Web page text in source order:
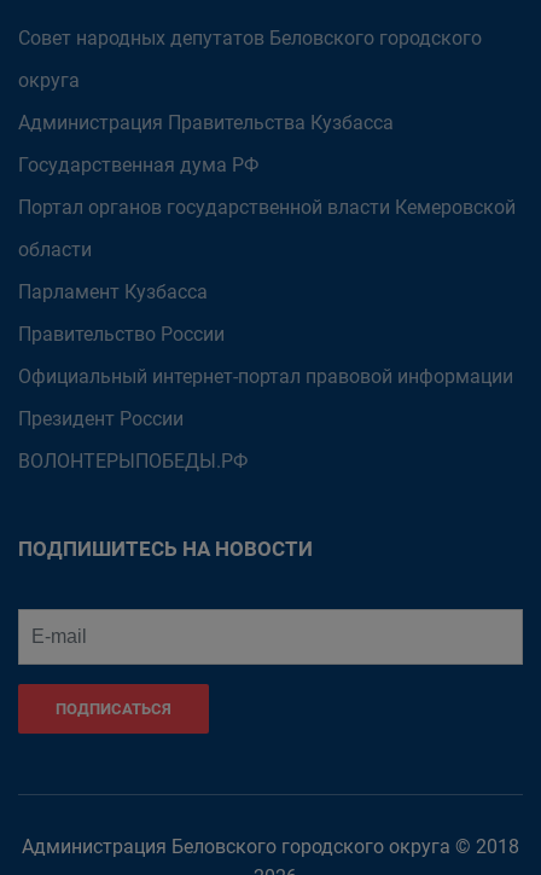
Совет народных депутатов Беловского городского
округа
Администрация Правительства Кузбасса
Государственная дума РФ
Портал органов государственной власти Кемеровской
области
Парламент Кузбасса
Правительство России
Официальный интернет-портал правовой информации
Президент России
ВОЛОНТЕРЫПОБЕДЫ.РФ
ПОДПИШИТЕСЬ НА НОВОСТИ
ПОДПИСАТЬСЯ
Администрация Беловского городского округа © 2018